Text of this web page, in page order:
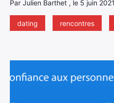
Par Julien Barthet , le 5 juin
dating rencontres